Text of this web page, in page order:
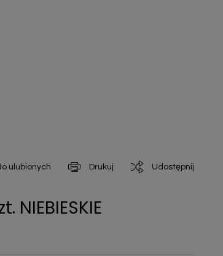
ulubionych Drukuj Udostępnij
NIEBIESKIE